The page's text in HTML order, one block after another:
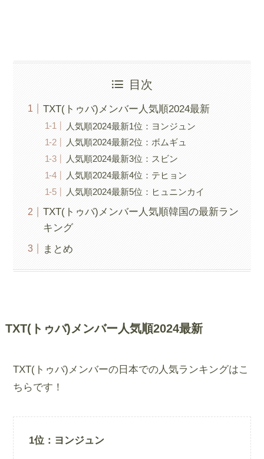
目次
TXT(トゥバ)メンバー人気順2024最新
人気順2024最新1位：ヨンジュン
人気順2024最新2位：ボムギュ
人気順2024最新3位：スビン
人気順2024最新4位：テヒョン
人気順2024最新5位：ヒュニンカイ
TXT(トゥバ)メンバー人気順韓国の最新ラン
キング
まとめ
TXT(トゥバ)メンバー人気順2024最新
TXT(トゥバ)メンバーの日本での人気ランキングはこ
ちらです！
1位：ヨンジュン